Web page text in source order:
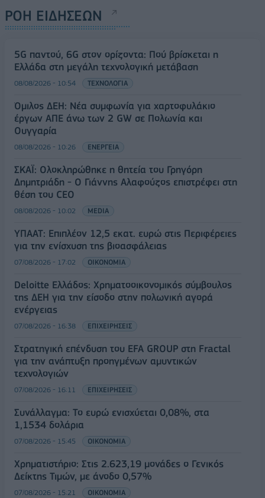
ΡΟΗ ΕΙΔΗΣΕΩΝ
5G παντού, 6G στον ορίζοντα: Πού βρίσκεται η
Ελλάδα στη μεγάλη τεχνολογική μετάβαση
08/08/2026 - 10:54 ΤΕΧΝΟΛΟΓΙΑ
Όμιλος ΔΕΗ: Νέα συμφωνία για χαρτοφυλάκιο
έργων ΑΠΕ άνω των 2 GW σε Πολωνία και
Ουγγαρία
08/08/2026 - 10:26 ΕΝΕΡΓΕΙΑ
ΣΚΑΪ: Ολοκληρώθηκε η θητεία του Γρηγόρη
Δημητριάδη - Ο Γιάννης Αλαφούζος επιστρέφει στη
θέση του CEO
08/08/2026 - 10:02 MEDIA
ΥΠΑΑΤ: Επιπλέον 12,5 εκατ. ευρώ στις Περιφέρειες
για την ενίσχυση της βιοασφάλειας
07/08/2026 - 17:02 ΟΙΚΟΝΟΜΙΑ
Deloitte Ελλάδος: Χρηματοοικονομικός σύμβουλος
της ΔΕΗ για την είσοδο στην πολωνική αγορά
ενέργειας
07/08/2026 - 16:38 ΕΠΙΧΕΙΡΗΣΕΙΣ
Στρατηγική επένδυση του EFA GROUP στη Fractal
για την ανάπτυξη προηγμένων αμυντικών
τεχνολογιών
07/08/2026 - 16:11 ΕΠΙΧΕΙΡΗΣΕΙΣ
Συνάλλαγμα: Το ευρώ ενισχύεται 0,08%, στα
1,1534 δολάρια
07/08/2026 - 15:45 ΟΙΚΟΝΟΜΙΑ
Χρηματιστήριο: Στις 2.623,19 μονάδες ο Γενικός
Δείκτης Τιμών, με άνοδο 0,57%
07/08/2026 - 15:21 ΟΙΚΟΝΟΜΙΑ